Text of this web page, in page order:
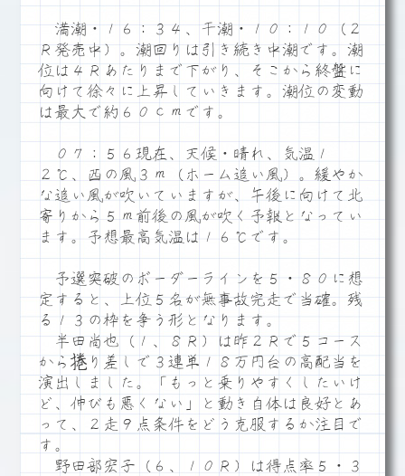
満潮・１６：３４、干潮・１０：１０（２
Ｒ発売中）。潮回りは引き続き中潮です。潮
位は４Ｒあたりまで下がり、そこから終盤に
向けて徐々に上昇していきます。潮位の変動
は最大で約６０ｃｍです。
０７：５６現在、天候・晴れ、気温１
２℃、西の風３ｍ（ホーム追い風）。緩やか
な追い風が吹いていますが、午後に向けて北
寄りから５ｍ前後の風が吹く予報となってい
ます。予想最高気温は１６℃です。
予選突破のボーダーラインを５・８０に想
定すると、上位５名が無事故完走で当確。残
る１３の枠を争う形となります。
半田尚也（１、８Ｒ）は昨２Ｒで５コース
から捲り差しで３連単１８万円台の高配当を
演出しました。「もっと乗りやすくしたいけ
ど、伸びも悪くない」と動き自体は良好とあ
って、２走９点条件をどう克服するか注目で
す。
野田部宏子（６、１０Ｒ）は得点率５・３